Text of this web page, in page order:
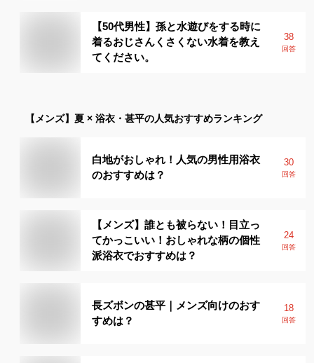
【50代男性】孫と水遊びをする時に
着るおじさんくさくない水着を教え
てください。
38
回答
【メンズ】 夏 × 浴衣・甚平の人気おすすめランキング
白地がおしゃれ！人気の男性用浴衣
のおすすめは？
30
回答
【メンズ】誰とも被らない！目立っ
てかっこいい！おしゃれな柄の個性
派浴衣でおすすめは？
24
回答
長ズボンの甚平｜メンズ向けのおす
すめは？
18
回答